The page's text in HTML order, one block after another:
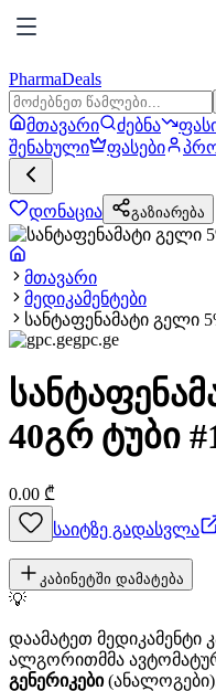
PharmaDeals
მთავარი ძებნა
შენახული
ფასები
დონაცია გაზიარება
მთავარი
მედიკამენტები
სანტაფენამატი გელი
gpc.ge
40გრ ტუბი
0.00 ₾
საიტზე გადასვლა
კაბინეტში დამატება
💡
დაამატეთ მედიკამენტი
ალგორითმმა
გენერიკები